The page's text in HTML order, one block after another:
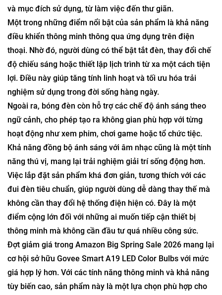
và mục đích sử dụng, từ làm việc đến thư giãn.
Một trong những điểm nổi bật của sản phẩm là khả năng
điều khiển thông minh thông qua ứng dụng trên điện
thoại. Nhờ đó, người dùng có thể bật tắt đèn, thay đổi chế
độ chiếu sáng hoặc thiết lập lịch trình từ xa một cách tiện
lợi. Điều này giúp tăng tính linh hoạt và tối ưu hóa trải
nghiệm sử dụng trong đời sống hàng ngày.
Ngoài ra, bóng đèn còn hỗ trợ các chế độ ánh sáng theo
ngữ cảnh, cho phép tạo ra không gian phù hợp với từng
hoạt động như xem phim, chơi game hoặc tổ chức tiệc.
Khả năng đồng bộ ánh sáng với âm nhạc cũng là một tính
năng thú vị, mang lại trải nghiệm giải trí sống động hơn.
Việc lắp đặt sản phẩm khá đơn giản, tương thích với các
đui đèn tiêu chuẩn, giúp người dùng dễ dàng thay thế mà
không cần thay đổi hệ thống điện hiện có. Đây là một
điểm cộng lớn đối với những ai muốn tiếp cận thiết bị
thông minh mà không cần đầu tư quá nhiều công sức.
Đợt giảm giá trong Amazon Big Spring Sale 2026 mang lại
cơ hội sở hữu Govee Smart A19 LED Color Bulbs với mức
giá hợp lý hơn. Với các tính năng thông minh và khả năng
tùy biến cao, sản phẩm này là một lựa chọn phù hợp cho